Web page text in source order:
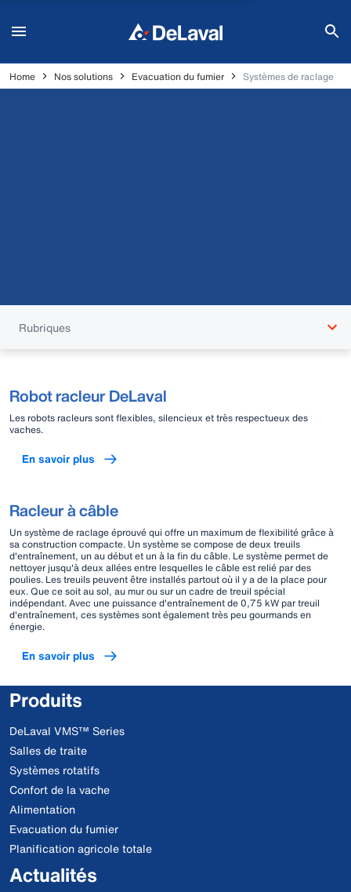
Home Nos solutions Evacuation du fumier Systèmes de raclage
Rubriques
Robot racleur DeLaval
Les robots racleurs sont flexibles, silencieux et très respectueux des
vaches.
En savoir plus
Racleur à câble
Un système de raclage éprouvé qui offre un maximum de flexibilité grâce à
sa construction compacte. Un système se compose de deux treuils
d'entraînement, un au début et un à la fin du câble. Le système permet de
nettoyer jusqu'à deux allées entre lesquelles le câble est relié par des
poulies. Les treuils peuvent être installés partout où il y a de la place pour
eux. Que ce soit au sol, au mur ou sur un cadre de treuil spécial
indépendant. Avec une puissance d'entraînement de 0,75 kW par treuil
d'entraînement, ces systèmes sont également très peu gourmands en
énergie.
En savoir plus
Produits
DeLaval VMS™ Series
Salles de traite
Systèmes rotatifs
Confort de la vache
Alimentation
Evacuation du fumier
Planification agricole totale
Actualités